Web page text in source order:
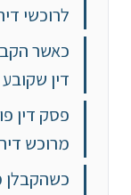
לרוכשי
כאשר
דין
פסק דין
מרוכש
כשהקבלן